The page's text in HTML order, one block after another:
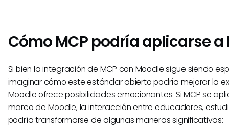
Cómo MCP podría aplicarse a
Si bien la integración de MCP con Moodle sigue siendo
imaginar cómo este estándar abierto podría mejorar la
Moodle ofrece posibilidades emocionantes. Si MCP se
marco de Moodle, la interacción entre educadores,
podría transformarse de algunas maneras significativas: